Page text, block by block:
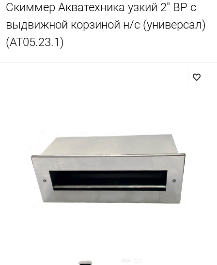
Скиммер Акватехника узкий 2" ВР с
выдвижной корзиной н/с (универсал)
(AT05.23.1)